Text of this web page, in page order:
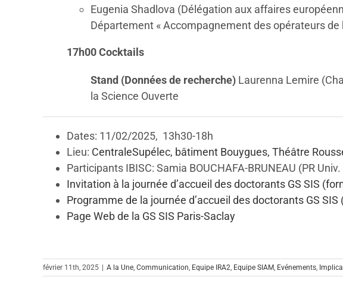
Eugenia Shadlova (Délégation aux affaires
Département « Accompagnement des opérateurs de
17h00 Cocktails
Stand (Données de recherche) Laurenna Lemire
la Science Ouverte
Dates: 11/02/2025, 13h30-18h
Lieu: CentraleSupélec, bâtiment Bouygues, Théâtre
Participants IBISC: Samia BOUCHAFA-BRUNEAU (PR
Invitation à la journée d’accueil des doctorants GS SIS
Programme de la journée d’accueil des doctorants GS SIS
Page Web de la GS SIS Paris-Saclay
février 11th, 2025 | A la Une Communication Equipe IRA2 Equipe SIAM Evénements